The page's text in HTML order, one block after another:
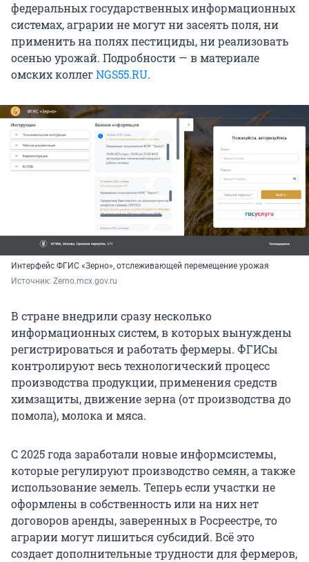
федеральных государственных информационных
системах, аграрии не могут ни засеять поля, ни
применить на полях пестициды, ни реализовать
осенью урожай. Подробности — в материале
омских коллегNGS55.RU.
Интерфейс ФГИС «Зерно», отслеживающей перемещение урожая
Источник: Zerno.mcx.gov.ru
В стране внедрили сразу несколько
информационных систем, в которых вынуждены
регистрироваться и работать фермеры. ФГИСы
контролируют весь технологический процесс
производства продукции, применения средств
химзащиты, движение зерна (от производства до
помола), молока и мяса.
С 2025 года заработали новые информсистемы,
которые регулируют производство семян, а также
использование земель. Теперь если участки не
оформлены в собственность или на них нет
договоров аренды, заверенных в Росреестре, то
аграрии могут лишиться субсидий. Всё это
создает дополнительные трудности для фермеров,